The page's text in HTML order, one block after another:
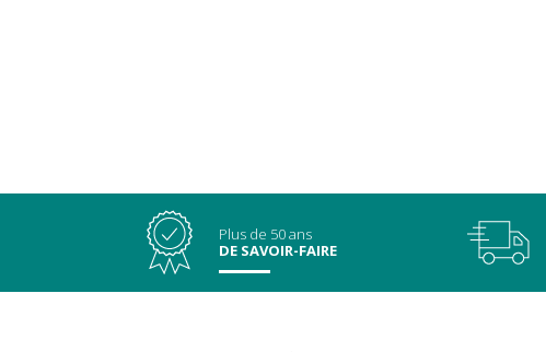
Plus de 50 ans
DE SAVOIR-FAIRE